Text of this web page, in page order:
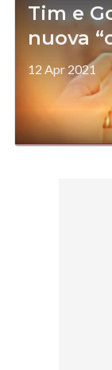
Tim e
nuova
12 Apr 2021